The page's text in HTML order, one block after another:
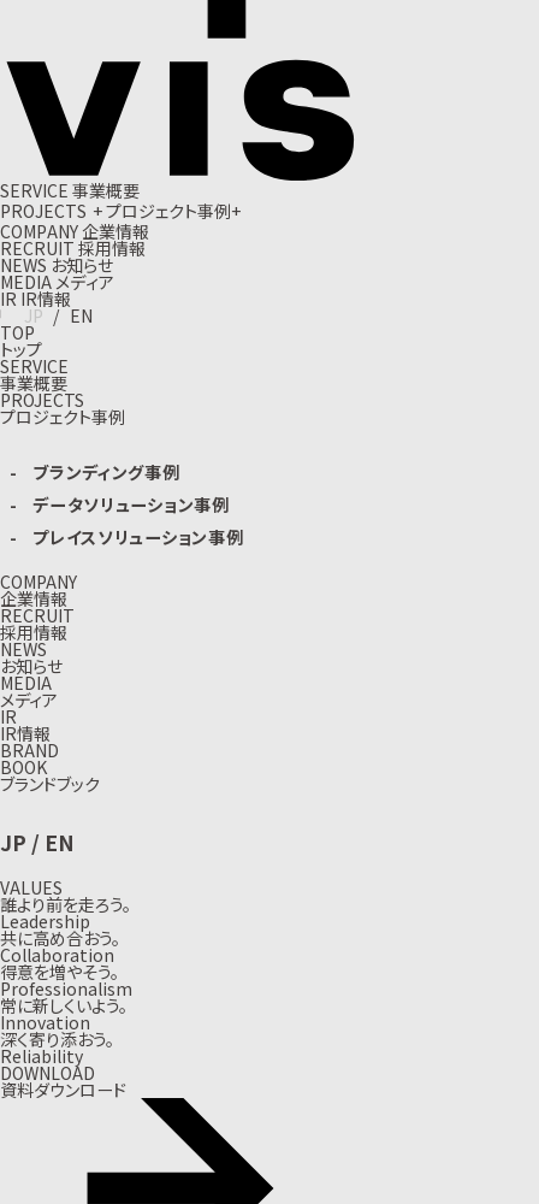
SERVICE 事業概要
PROJECTS +プロジェクト事例+
COMPANY企業情報
RECRUIT 採用情報
NEWS お知らせ
MEDIA メディア
IR IR情報
JP / EN
TOP
トップ
SERVICE
事業概要
PROJECTS
プロジェクト事例
ブランディング事例
データソリューション事例
プレイスソリューション事例
COMPANY
企業情報
RECRUIT
採用情報
NEWS
お知らせ
MEDIA
メディア
IR
IR情報
BRAND
BOOK
ブランドブック
JP / EN
VALUES
誰より前を走ろう。
Leadership
共に高め合おう。
Collaboration
得意を増やそう。
Professionalism
常に新しくいよう。
Innovation
深く寄り添おう。
Reliability
DOWNLOAD
資料ダウンロード